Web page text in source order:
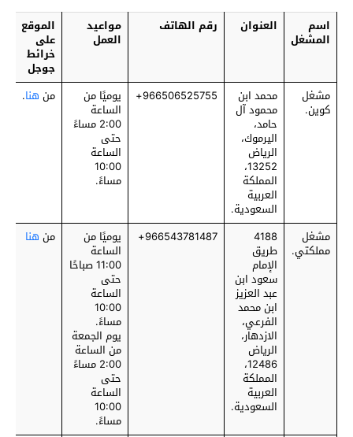
اسم
المشغل
العنوان رقم الهاتف مواعيد
العمل
الموقع
على
خرائط
جوجل
مشغل
كوين.
محمد ابن
محمود آل
حامد،
اليرموك،
الرياض
13252،
المملكة
العربية
السعودية.
‎966506525755+ يوميًا من
الساعة
2:00 مساءً
حتى
الساعة
10:00
مساءً.
من هنا.
مشغل
مملكتي.
4188
طريق
الإمام
سعود ابن
عبد العزيز
ابن محمد
الفرعي،
الازدهار،
الرياض
12486،
المملكة
العربية
السعودية.
‎966543781487+ يوميًا من
الساعة
11:00 صباحًا
حتى
الساعة
10:00
مساءً.
يوم الجمعة
من الساعة
2:00 مساءً
حتى
الساعة
10:00
مساءً.
من هنا